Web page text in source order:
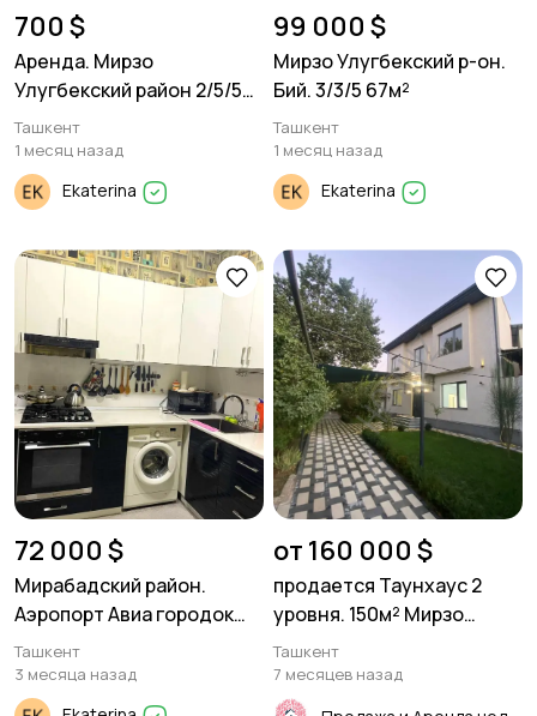
700 $
Аренда. Мирзо
Улугбекский район 2/5/5
60м²
Ташкент
1 месяц назад
Ekaterina
99 000 $
Мирзо Улугбекский р-он.
Бий. 3/3/5 67м²
Ташкент
1 месяц назад
Ekaterina
72 000 $
Мирабадский район.
Аэропорт Авиа городок
2/2/3 56м² Кирпич
Ташкент
3 месяца назад
от 160 000 $
продается Таунхаус 2
уровня. 150м² Мирзо
Улугбекский р-он Академ
Городок
Ташкент
7 месяцев назад